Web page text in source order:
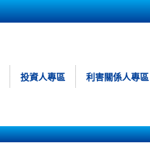
投資人專區 利害關係人專區